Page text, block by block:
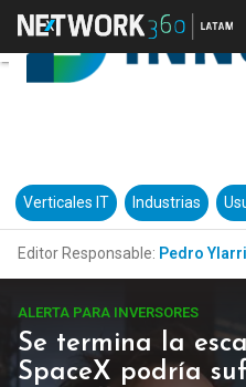
Verticales IT Industrias
Editor Responsable: Pedro Ylarri
ALERTA PARA INVERSORES
Se termina la
SpaceX podría